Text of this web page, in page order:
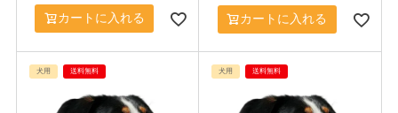
カートに入れる カートに入れる
犬用 送料無料 犬用 送料無料